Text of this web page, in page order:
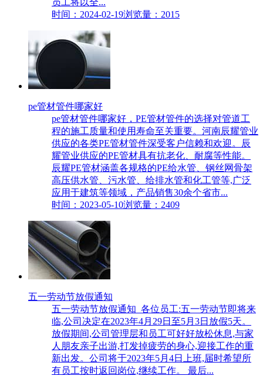
时间：2024-02-19浏览量：2015
pe管材管件哪家好
pe管材管件哪家好，PE管材管件的选择对管道工
程的施工质量和使用寿命至关重要。河南辰耀管业
供应的各类PE管材管件深受客户信赖和欢迎。辰
耀管业供应的PE管材具有抗老化、耐腐等性能。
辰耀PE管材涵盖各规格的PE给水管、钢丝网骨架
高压供水管、污水管、给排水管和化工管等,广泛
应用于建筑等领域，产品销售30余个省市...
时间：2023-05-10浏览量：2409
五一劳动节放假通知
五一劳动节放假通知 各位员工:五一劳动节即将来
临,公司决定在2023年4月29日至5月3日放假5天。
放假期间,公司管理层和员工可好好放松休息,与家
人朋友亲子出游,打发掉疲劳的身心,迎接工作的重
新出发。公司将于2023年5月4日上班,届时希望所
有员工按时返回岗位,继续工作。 最后...